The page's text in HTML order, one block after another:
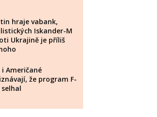
hraje vabank,
Iskander-M
Ukrajině je příliš
i Američané
že program F-
selhal